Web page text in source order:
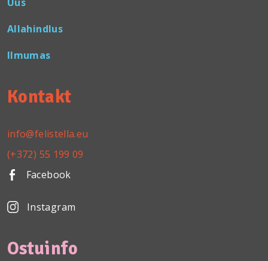
Allahindlus
Ilmumas
Kontakt
info@felistella.eu
(+372) 55 199 09
Facebook
Instagram
Ostuinfo